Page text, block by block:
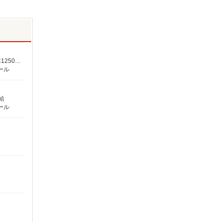
時給1,300円以上 高校生 時給1,300円以上 研修 時給1,276円 高校生研修 時給1,276円 ★上記は土日祝の時給です★ ★平日は基本1250円〜 研修1226円〜★ ※交通費規定支給
ル
ル